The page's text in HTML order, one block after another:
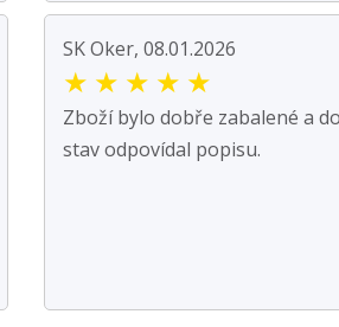
SK Oker, 08.01.2026
★ ★ ★ ★ ★
Zboží bylo dobře zabalené a
stav odpovídal popisu.